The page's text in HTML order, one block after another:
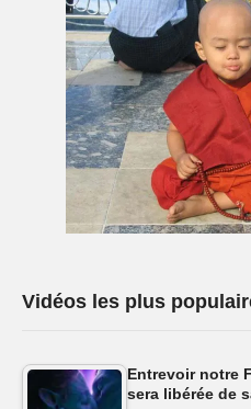
Vidéos les plus
Entrevoir notre
sera libérée de